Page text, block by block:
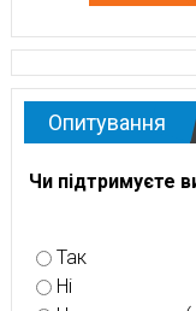
Опитування
Чи підтримуєте
Так
Ні